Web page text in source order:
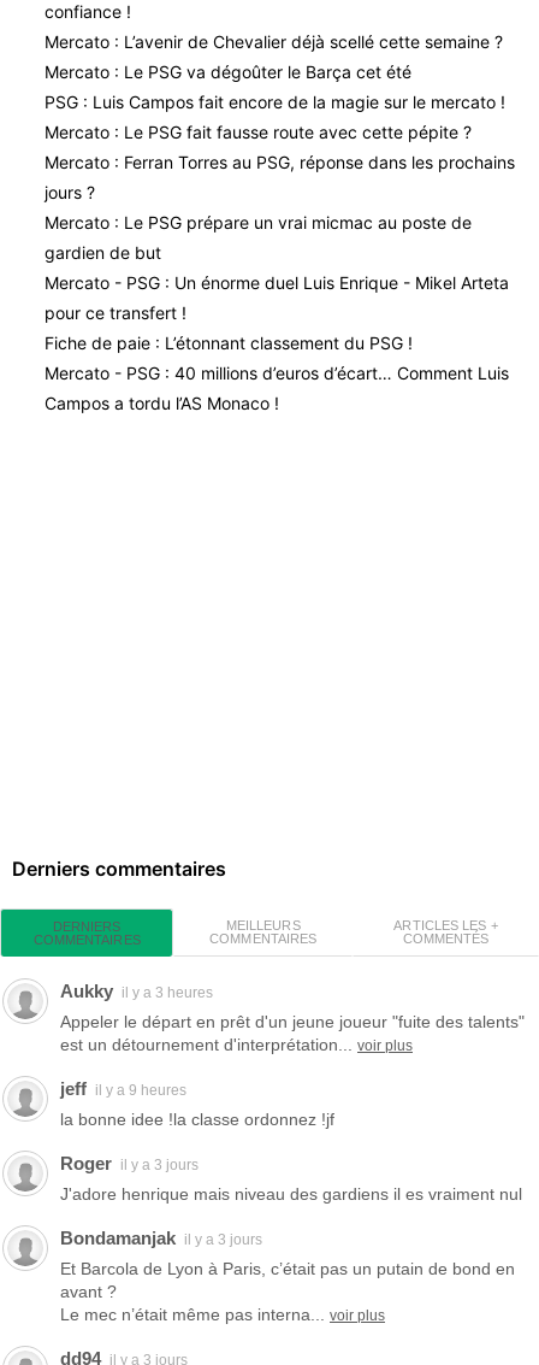
confiance !
Mercato : L’avenir de Chevalier déjà scellé cette semaine ?
Mercato : Le PSG va dégoûter le Barça cet été
PSG : Luis Campos fait encore de la magie sur le mercato !
Mercato : Le PSG fait fausse route avec cette pépite ?
Mercato : Ferran Torres au PSG, réponse dans les prochains
jours ?
Mercato : Le PSG prépare un vrai micmac au poste de
gardien de but
Mercato - PSG : Un énorme duel Luis Enrique - Mikel Arteta
pour ce transfert !
Fiche de paie : L’étonnant classement du PSG !
Mercato - PSG : 40 millions d’euros d’écart… Comment Luis
Campos a tordu l’AS Monaco !
Derniers commentaires
DERNIERS
COMMENTAIRES
MEILLEURS
COMMENTAIRES
ARTICLES LES +
COMMENTÉS
Aukky il y a 3 heures
Appeler le départ en prêt d'un jeune joueur "fuite des talents"
est un détournement d'interprétation...
voir plus
jeff il y a 9 heures
la bonne idee !la classe ordonnez !jf
Roger il y a 3 jours
J'adore henrique mais niveau des gardiens il es vraiment nul
Bondamanjak il y a 3 jours
Et Barcola de Lyon à Paris, c’était pas un putain de bond en
avant ?
Le mec n’était même pas interna...
voir plus
dd94 il y a 3 jours